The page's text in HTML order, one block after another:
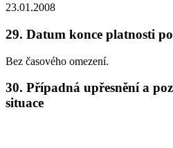
23.01.2008
29. Datum konce platnosti
Bez časového omezení.
30. Případná upřesnění a
situace